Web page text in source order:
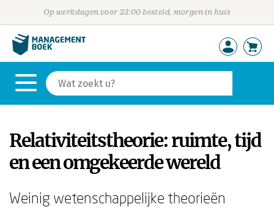
Op werkdagen voor 23:00 besteld, morgen in huis
Relativiteitstheorie: ruimte, tijd
en een omgekeerde wereld
Weinig wetenschappelijke theorieën